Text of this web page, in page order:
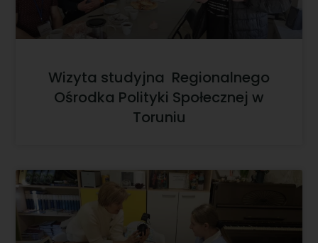
Wizyta studyjna Regionalnego
Ośrodka Polityki Społecznej w
Toruniu